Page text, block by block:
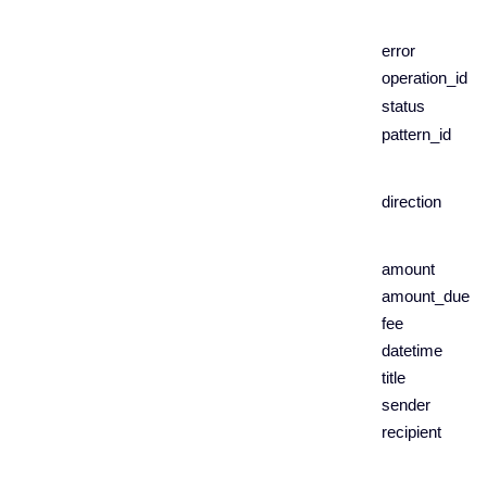
error
operation_id
status
pattern_id
direction
amount
amount_due
fee
datetime
title
sender
recipient